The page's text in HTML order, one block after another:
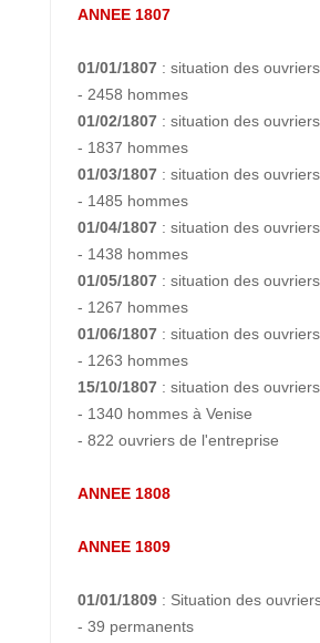
ANNEE 1807
01/01/1807: situation des
- 2458 hommes
01/02/1807: situation des
- 1837 hommes
01/03/1807: situation des
- 1485 hommes
01/04/1807: situation des
- 1438 hommes
01/05/1807: situation des
- 1267 hommes
01/06/1807: situation des
- 1263 hommes
15/10/1807: situation des
- 1340 hommes à Venise
- 822 ouvriers de l'entreprise
ANNEE 1808
ANNEE 1809
01/01/1809: Situation des
- 39 permanents